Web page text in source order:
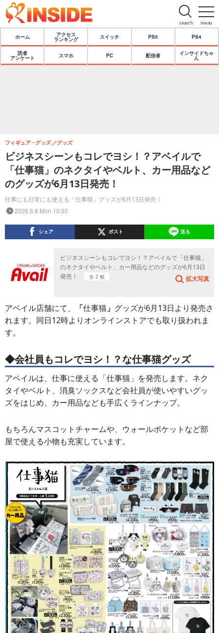
menu
search
ホーム
アクセス
ランキング
スイッチ PS5 PS4
読者
アンケート
スマホ PC 配信者
インサイドちゃ
ん
ビジネスシーンもコレでヨシ！？アベイルで
「仕事猫」のネクタイやベルト、カー用品など
のグッズが6月13日発売！
仕事にも日常にも使える「仕事猫」グッズが6月13日発売！
フィギュア・グッズ グッズ
2026.6.8 Mon 10:30
シェア ポスト 送る
ビジネスシーンもコレでヨシ！？アベイルで「仕事猫」
のネクタイやベルト、カー用品などのグッズが6月13日
発売！
全 2 枚 拡大写真
アベイル店舗にて、 「仕事猫 」 グッズが6月13日より発売さ
れます。同日12時よりオンラインストアでも取り扱われま
す。
◆会社員もコレでヨシ！？な仕事猫グッズ
アベイルは、仕事に使える「仕事猫」を発売します。ネク
タイやベルト、消臭ソックスなど会社員が使いやすいグッ
ズをはじめ、カー用品なども手広くラインナップ。
もちろんマスコットチャームや、ウォールポケットなど部
屋で使える小物も充実しています。